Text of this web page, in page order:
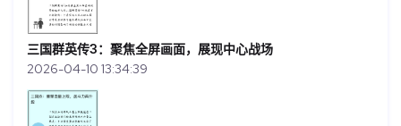
三国群英传3：聚焦全屏画面，展现中心战场
2026-04-10 13:34:39